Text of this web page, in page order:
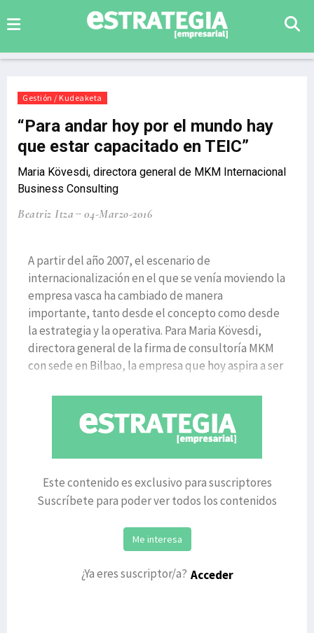
Gestión / Kudeaketa
“Para andar hoy por el mundo hay
que estar capacitado en TEIC”
Maria Kövesdi, directora general de MKM Internacional
Business Consulting
Beatriz Itza 04-Marzo-2016
A partir del año 2007, el escenario de
internacionalización en el que se venía moviendo la
empresa vasca ha cambiado de manera
importante, tanto desde el concepto como desde
la estrategia y la operativa. Para Maria Kövesdi,
directora general de la firma de consultoría MKM
con sede en Bilbao, la empresa que hoy aspira a ser
Este contenido es exclusivo para suscriptores
Suscríbete para poder ver todos los contenidos
Me interesa
¿Ya eres suscriptor/a? Acceder